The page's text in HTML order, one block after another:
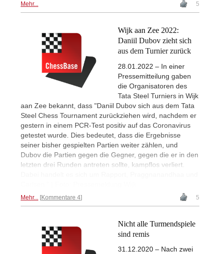
Mehr... 5
Wijk aan Zee 2022:
Daniil Dubov zieht sich
aus dem Turnier zurück
28.01.2022 – In einer
Pressemitteilung gaben
die Organisatoren des
Tata Steel Turniers in Wijk
aan Zee bekannt, dass "Daniil Dubov sich aus dem Tata
Steel Chess Tournament zurückziehen wird, nachdem er
gestern in einem PCR-Test positiv auf das Coronavirus
getestet wurde. Dies bedeutet, dass die Ergebnisse
seiner bisher gespielten Partien weiter zählen, und
Dubov die Partien gegen die Gegner, gegen die er in den
letzten drei Runden antreten sollte, kampflos verliert.
Mehr... Kommentare 4 5
Nicht alle Turmendspiele
sind remis
31.12.2020 – Nach zwei